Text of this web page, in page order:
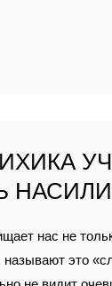
нас не
это